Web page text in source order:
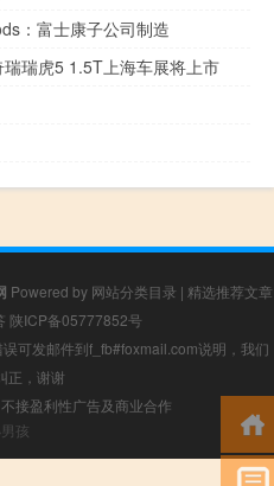
：富士康子公司制造
瑞虎5 1.5T上海车展将上市
Powered by 网站分类目录 | 精选推荐文章
陕ICP备05777852号
可发邮件到f_fb#foxmail.com说明，我们
正，谢谢
接盈利性广告及商业合作
孩